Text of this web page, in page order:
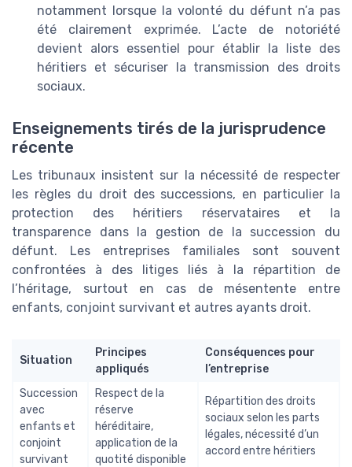
notamment lorsque la volonté du défunt n’a pas
été clairement exprimée. L’acte de notoriété
devient alors essentiel pour établir la liste des
héritiers et sécuriser la transmission des droits
sociaux.
Enseignements tirés de la jurisprudence
récente
Les tribunaux insistent sur la nécessité de respecter
les règles du droit des successions, en particulier la
protection des héritiers réservataires et la
transparence dans la gestion de la succession du
défunt. Les entreprises familiales sont souvent
confrontées à des litiges liés à la répartition de
l’héritage, surtout en cas de mésentente entre
enfants, conjoint survivant et autres ayants droit.
Situation
Principes
appliqués
Conséquences pour
l’entreprise
Succession
avec
enfants et
conjoint
survivant
Respect de la
réserve
héréditaire,
application de la
quotité disponible
Répartition des droits
sociaux selon les parts
légales, nécessité d’un
accord entre héritiers